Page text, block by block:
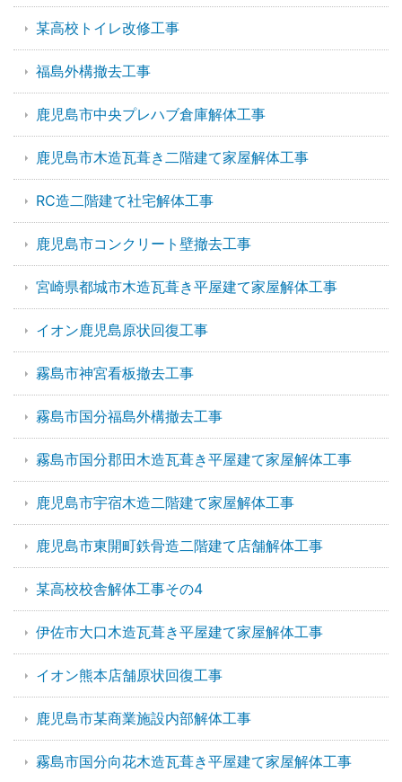
某高校トイレ改修工事
福島外構撤去工事
鹿児島市中央プレハブ倉庫解体工事
鹿児島市木造瓦葺き二階建て家屋解体工事
RC造二階建て社宅解体工事
鹿児島市コンクリート壁撤去工事
宮崎県都城市木造瓦葺き平屋建て家屋解体工事
イオン鹿児島原状回復工事
霧島市神宮看板撤去工事
霧島市国分福島外構撤去工事
霧島市国分郡田木造瓦葺き平屋建て家屋解体工事
鹿児島市宇宿木造二階建て家屋解体工事
鹿児島市東開町鉄骨造二階建て店舗解体工事
某高校校舎解体工事その4
伊佐市大口木造瓦葺き平屋建て家屋解体工事
イオン熊本店舗原状回復工事
鹿児島市某商業施設内部解体工事
霧島市国分向花木造瓦葺き平屋建て家屋解体工事